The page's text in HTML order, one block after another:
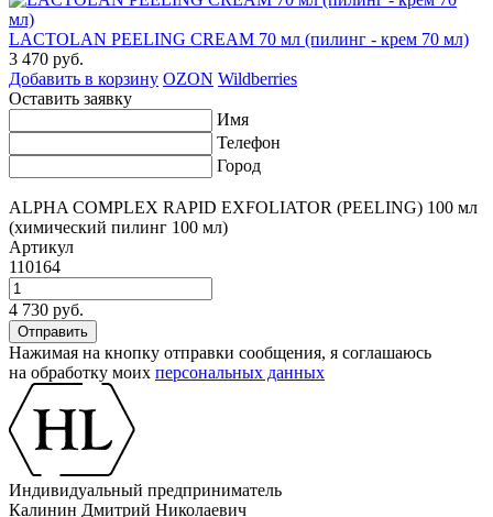
LACTOLAN PEELING CREAM 70 мл (пилинг - крем 70 мл)
3 470 руб.
Добавить в корзину OZON Wildberries
Оставить заявку
Имя
Телефон
Город
ALPHA COMPLEX RAPID EXFOLIATOR (PEELING) 100 мл
(химический пилинг 100 мл)
Артикул
110164
4 730 руб.
Нажимая на кнопку отправки сообщения, я соглашаюсь
на обработку моих персональных данных
Индивидуальный предприниматель
Калинин Дмитрий Николаевич